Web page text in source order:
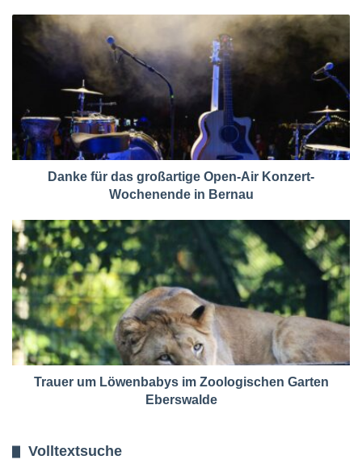
Danke für das großartige Open-Air Konzert-
Wochenende in Bernau
Trauer um Löwenbabys im Zoologischen Garten
Eberswalde
Volltextsuche